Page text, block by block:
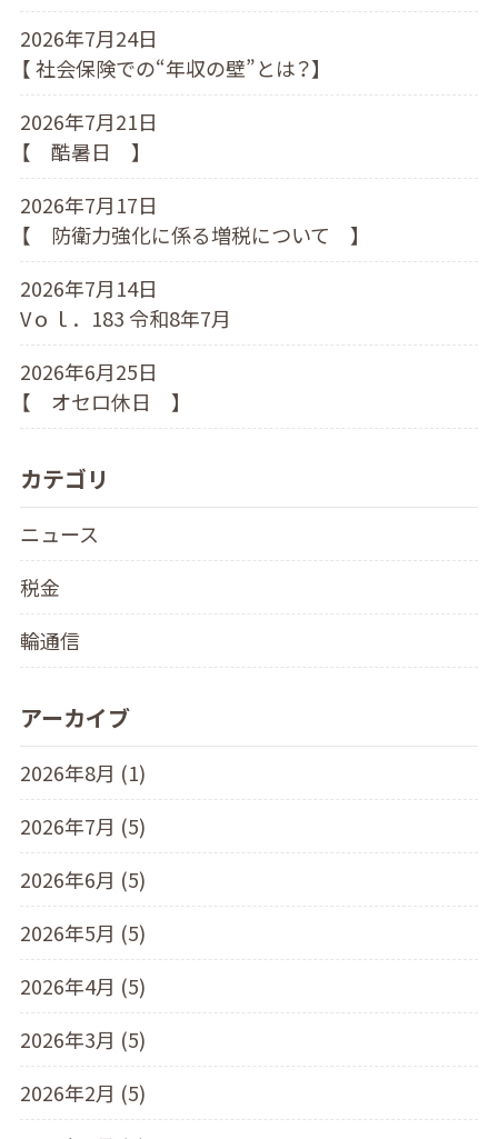
2026年7月24日
【 社会保険での“年収の壁”とは？】
2026年7月21日
【 酷暑日 】
2026年7月17日
【 防衛力強化に係る増税について 】
2026年7月14日
Vｏｌ．183 令和8年7月
2026年6月25日
【 オセロ休日 】
カテゴリ
ニュース
税金
輪通信
アーカイブ
2026年8月 (1)
2026年7月 (5)
2026年6月 (5)
2026年5月 (5)
2026年4月 (5)
2026年3月 (5)
2026年2月 (5)